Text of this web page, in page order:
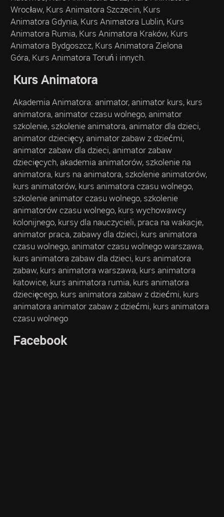
Wrocław, Kurs Animatora Szczecin, Kurs
Animatora Gdynia, Kurs Animatora Lublin, Kurs
Animatora Rumia, Kurs Animatora Kraków, Kurs
Animatora Bydgoszcz, Kurs Animatora Zielona
Góra, Kurs Animatora Toruń i innych.
Kurs Animatora
Akademia Animatora: animator, animator kurs, kurs
animatora, animator czasu wolnego, animator
szkolenie, szkolenie animatora, animator dla dzieci,
animator dziecięcy, animator zabaw z dziećmi,
animator zabaw dla dzieci, animator zabaw
dziecięcych, akademia animatorów, szkolenie na
animatora, kurs na animatora, szkolenie animatorów,
kurs animatorów, kurs animatora czasu wolnego,
szkolenie animator czasu wolnego, szkolenie
animatorów czasu wolnego, kurs wychowawcy
kolonijnego, kursy dla nauczycieli, praca na wakacje,
animator praca, zabawy dla dzieci, kurs animatora
czasu wolnego, animator czasu wolnego warszawa,
kurs animatora zabaw dla dzieci, kurs animatora
zabaw, kurs animatora warszawa, kurs animatora
katowice, kurs animatora rumia, kurs animatora
dziecięcego, kurs animatora zabaw z dziećmi, kurs
animatora animator zabaw z dziećmi, kurs animatora
czasu wolnego
Facebook